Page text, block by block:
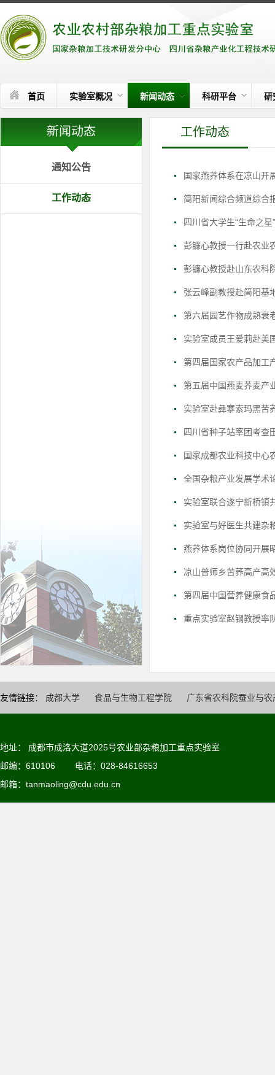
首页 实验室概况 新闻动态 科研平台 研
新闻动态
通知公告
工作动态
工作动态
国家燕荞体系在凉山开
简阳新闻综合频道综合
四川省大学生“生命之
彭镰心教授一行赴农业
彭镰心教授赴山东农科
张云峰副教授赴简阳基
第六届园艺作物成熟衰
实验室成员王爱莉赴美
第四届国家农产品加工
第五届中国燕麦荞麦产
实验室赴彝寨索玛黑苦
四川省种子站率团考查
国家成都农业科技中心
全国杂粮产业发展学术
实验室联合遂宁新桥镇
实验室与好医生共建杂
燕荞体系岗位协同开展
凉山普师乡苦荞高产高
第四届中国营养健康
重点实验室赵钢教授率
友情链接： 成都大学 食品与生物工程学院 广东省农科院蚕业与
地址： 成都市成洛大道2025号农业部杂粮加工重点实验室
邮编：610106 电话：028-84616653
邮箱： tanmaoling@cdu.edu.cn